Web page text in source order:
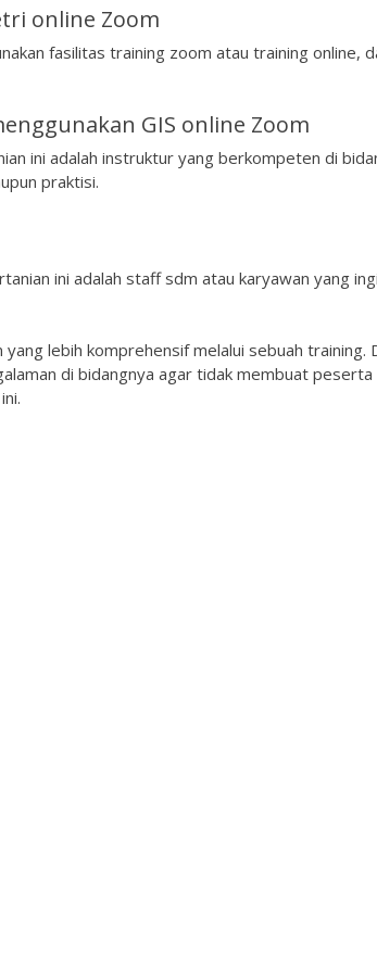
online Zoom
fasilitas training zoom atau training online,
GIS online Zoom
ini adalah instruktur yang berkompeten di
praktisi.
ini adalah staff sdm atau karyawan yang
lebih komprehensif melalui sebuah training.
di bidangnya agar tidak membuat peserta